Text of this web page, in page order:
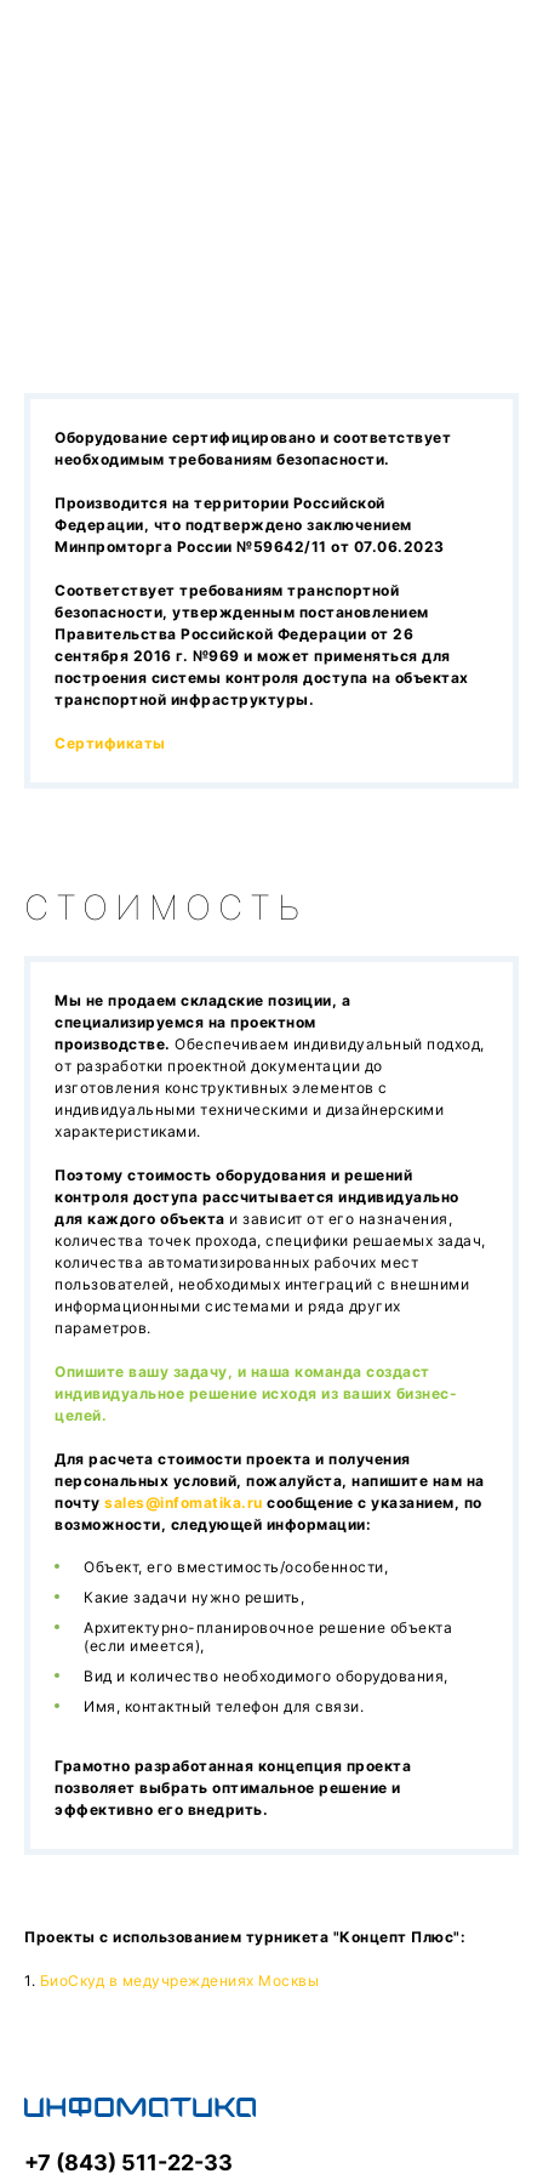
Оборудование сертифицировано и соответствует
необходимым требованиям безопасности.
Производится на территории Российской
Федерации, что подтверждено заключением
Минпромторга России №59642/11 от 07.06.2023
Соответствует требованиям транспортной
безопасности, утвержденным постановлением
Правительства Российской Федерации от 26
сентября 2016 г. №969 и может применяться для
построения системы контроля доступа на объектах
транспортной инфраструктуры.
Сертификаты
СТОИМОСТЬ
Мы не продаем складские позиции, а
специализируемся на проектном
производстве. Обеспечиваем индивидуальный подход,
от разработки проектной документации до
изготовления конструктивных элементов с
индивидуальными техническими и дизайнерскими
характеристиками.
Поэтому стоимость оборудования и решений
контроля доступа рассчитывается индивидуально
для каждого объекта и зависит от его назначения,
количества точек прохода, специфики решаемых задач,
количества автоматизированных рабочих мест
пользователей, необходимых интеграций с внешними
информационными системами и ряда других
параметров.
Опишите вашу задачу, и наша команда создаст
индивидуальное решение исходя из ваших бизнес-
целей.
Для расчета стоимости проекта и получения
персональных условий, пожалуйста, напишите нам на
почту sales@infomatika.ru сообщение с указанием, по
возможности, следующей информации:
Объект, его вместимость/особенности,
Какие задачи нужно решить,
Архитектурно-планировочное решение объекта
(если имеется),
Вид и количество необходимого оборудования,
Имя, контактный телефон для связи.
Грамотно разработанная концепция проекта
позволяет выбрать оптимальное решение и
эффективно его внедрить.
Проекты с использованием турникета "Концепт Плюс":
1. БиоСкуд в медучреждениях Москвы
+7 (843) 511-22-33